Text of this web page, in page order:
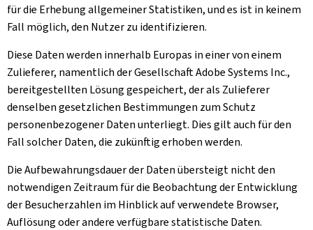
für die Erhebung allgemeiner Statistiken, und es ist in keinem
Fall möglich, den Nutzer zu identifizieren.
Diese Daten werden innerhalb Europas in einer von einem
Zulieferer, namentlich der Gesellschaft Adobe Systems Inc.,
bereitgestellten Lösung gespeichert, der als Zulieferer
denselben gesetzlichen Bestimmungen zum Schutz
personenbezogener Daten unterliegt. Dies gilt auch für den
Fall solcher Daten, die zukünftig erhoben werden.
Die Aufbewahrungsdauer der Daten übersteigt nicht den
notwendigen Zeitraum für die Beobachtung der Entwicklung
der Besucherzahlen im Hinblick auf verwendete Browser,
Auflösung oder andere verfügbare statistische Daten.